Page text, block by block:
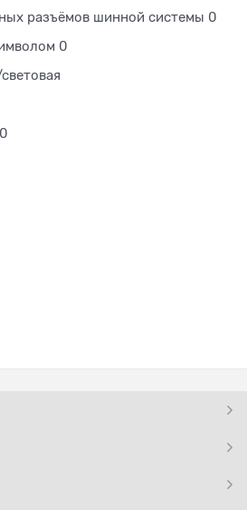
разъёмов шинной системы 0
0